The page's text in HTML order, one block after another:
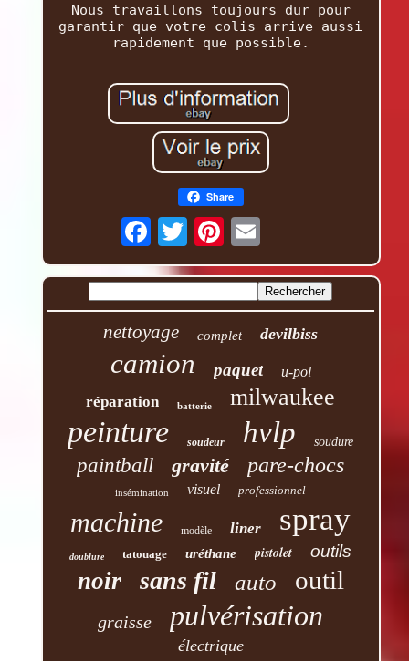
Nous travaillons toujours dur pour
garantir que votre colis arrive aussi
rapidement que possible.
Share
nettoyage complet devilbiss
camion paquet u-pol
réparation batterie milwaukee
peinture soudeur hvlp soudure
paintball gravité pare-chocs
insémination visuel professionnel
machine modèle liner spray
doublure tatouage uréthane pistolet outils
noir sans fil auto outil
graisse pulvérisation
électrique